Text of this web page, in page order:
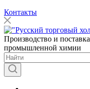
Контакты
Производство и поставка
промышленной химии